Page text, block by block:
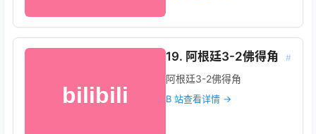
19. 阿根廷3-2佛得角 #
阿根廷3-2佛得角
B 站查看详情 →